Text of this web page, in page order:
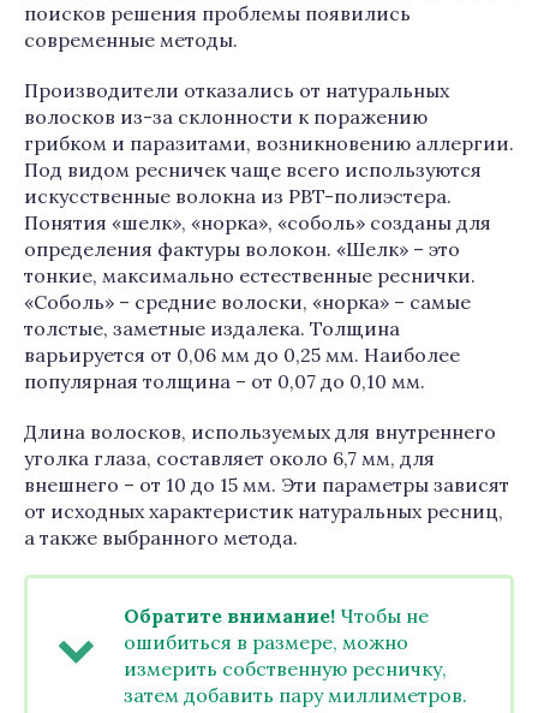
поисков решения проблемы появились
современные методы.
Производители отказались от натуральных
волосков из-за склонности к поражению
грибком и паразитами, возникновению аллергии.
Под видом ресничек чаще всего используются
искусственные волокна из PBT-полиэстера.
Понятия «шелк», «норка», «соболь» созданы для
определения фактуры волокон. «Шелк» – это
тонкие, максимально естественные реснички.
«Соболь» – средние волоски, «норка» – самые
толстые, заметные издалека. Толщина
варьируется от 0,06 мм до 0,25 мм. Наиболее
популярная толщина – от 0,07 до 0,10 мм.
Длина волосков, используемых для внутреннего
уголка глаза, составляет около 6,7 мм, для
внешнего – от 10 до 15 мм. Эти параметры зависят
от исходных характеристик натуральных ресниц,
а также выбранного метода.
Обратите внимание! Чтобы не
ошибиться в размере, можно
измерить собственную ресничку,
затем добавить пару миллиметров.